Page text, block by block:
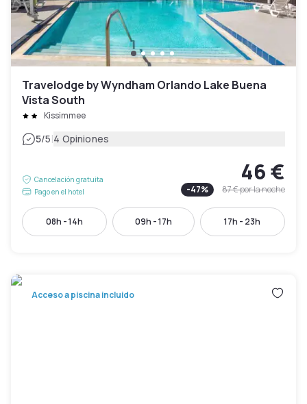
Travelodge by Wyndham Orlando Lake Buena
Vista South
Kissimmee
5/5|4 Opiniones
Cancelación gratuita
Pago en el hotel
46 €
-47% 87 €por la noche
08h - 14h 09h - 17h 17h - 23h
Acceso a piscina incluido